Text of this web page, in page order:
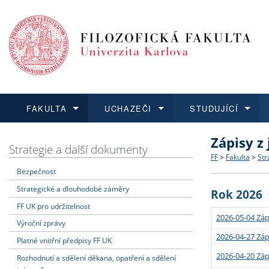
FAKULTA
Dozvědět se více
Struktura
Strategie
Podpora
UCHAZEČI
Podat přihlášku
Co
Učitelské
STUDUJÍCÍ
Dozvědět se více
Rigorózní
Dozvědět se více
O vědě a
Granty a
Dozvědět se více
Aktuální
Strategie a další dokumenty
Bezpečnost
Strategické a dlouhodobé záměry
FF UK pro udržitelnost
Výroční zprávy
Platné vnitřní předpisy FF UK
Rozhodnutí a sdělení děkana, opatření a sdělení
Zápisy
FF > Fakulta >
Rok 2026
2026-05-04
2026-04-27
2026-04-20